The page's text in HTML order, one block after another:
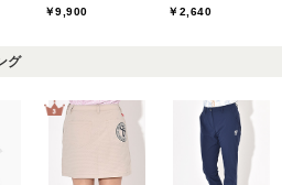
￥9,900
￥2,640
グ